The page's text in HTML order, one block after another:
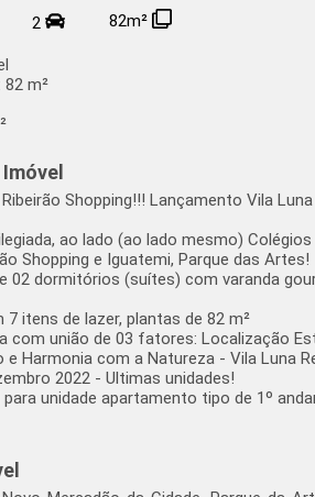
2 82m²
82 m²
Shopping!!! Lançamento Vila
ao lado (ao lado mesmo) Colégios
Shopping e Iguatemi, Parque das Artes!
02 dormitórios (suítes) com varanda
itens de lazer, plantas de 82 m²
com união de 03 fatores: Localização
e Harmonia com a Natureza - Vila Luna
2022 - Ultimas unidades!
unidade apartamento tipo de 1º